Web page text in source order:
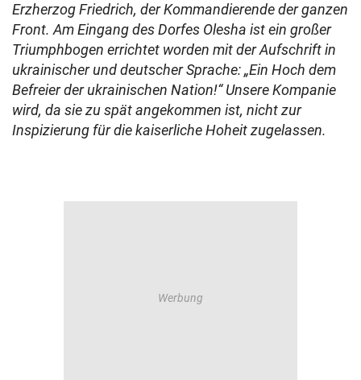
Erzherzog Friedrich, der Kommandierende der ganzen
Front. Am Eingang des Dorfes Olesha ist ein großer
Triumphbogen errichtet worden mit der Aufschrift in
ukrainischer und deutscher Sprache: „Ein Hoch dem
Befreier der ukrainischen Nation!“ Unsere Kompanie
wird, da sie zu spät angekommen ist, nicht zur
Inspizierung für die kaiserliche Hoheit zugelassen.